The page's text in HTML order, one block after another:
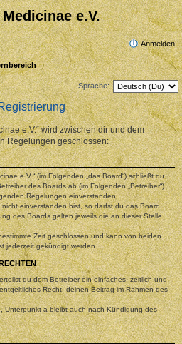
e.V.
Anmelden
Sprache:
e.V.“ wird zwischen dir und dem
Regelungen geschlossen:
e.V.“ (im Folgenden „das Board“) schließt du
des Boards ab (im Folgenden „Betreiber“)
Regelungen einverstanden.
einverstanden bist, so darfst du das Board
des Boards gelten jeweils die an dieser Stelle
Zeit geschlossen und kann von beiden
jederzeit gekündigt werden.
du dem Betreiber ein einfaches, zeitlich und
Recht, deinen Beitrag im Rahmen des
Unterpunkt a bleibt auch nach Kündigung des